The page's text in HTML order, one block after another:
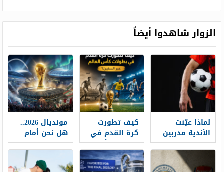
الزوار شاهدوا أيضاً
لماذا عيّنت
الأندية مدربين
للكرات الثابتة
كيف تطورت
كرة القدم في
بطولات كأس
العالم عبر
السنين؟
مونديال 2026..
هل نحن أمام
ثورة حقيقية
في تاريخ كأس
العالم؟